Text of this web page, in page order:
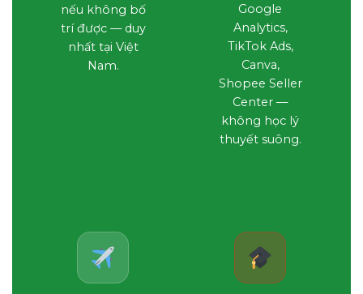
nếu không bố
trí được — duy
nhất tại Việt
Nam.
Google
Analytics,
TikTok Ads,
Canva,
Shopee Seller
Center —
không học lý
thuyết suông.